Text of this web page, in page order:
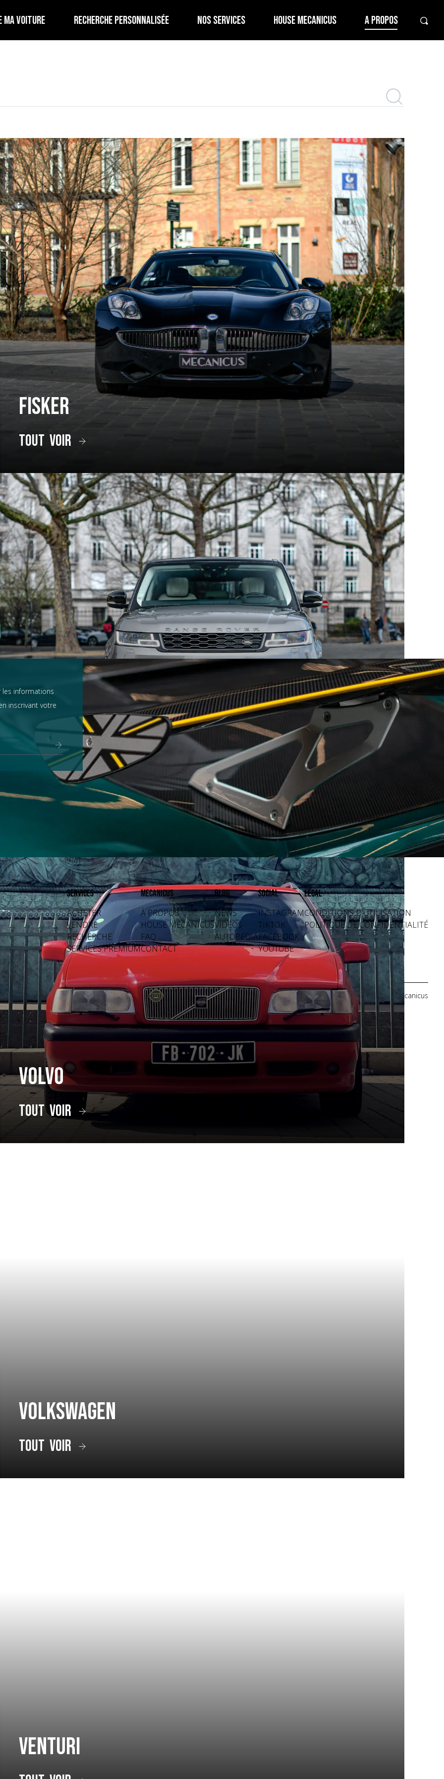
MA VOITURE RECHERCHE PERSONNALISÉE NOS SERVICES HOUSE MECANICUS A PROPOS
Fisker
tout voir
Range Rover
tout voir
Volvo
tout voir
Volkswagen
tout voir
Venturi
voyage à travers les marques et modèles d'exception
certains, c’est un rêve façonné en acier, en cuir, et en amour. Chez Mecanicus, on adore la voiture, on adore aussi son
On a donc décidé de vous bichonner, et de vous concocter une véritable encyclopédie de la voiture : Autopedia.
qui ont marqué l’histoire et créé des véhicules au destin exceptionnel, chacun empreint d’un charme unique et
souvent légendaire.
d’exception qui ont jalonné son histoire. De la Belle Époque aux supercars contemporaines, ces constructeurs ont
créant des modèles emblématiques qui font rêver les amateurs comme les collectionneurs. Au sein des articles
grandes marques et modèles d'exception, pour un voyage entre innovation, performance et héritage automobile.
En voiture, bouclez vos ceintures, c’est parti !
informations
inscrivant votre
Services
ACHETER
VENDRE
RECHERCHE
SERVICES PREMIUM
Mecanicus
À PROPOS
HOUSE MECANICUS
FAQ
CONTACT
Blog
NEWS
VIDÉOS
AUTOPÉDIA
Social
INSTAGRAM
TIKTOK
FACEBOOK
YOUTUBE
Légal
CONDITIONS D'UTILISATION
POLITIQUE DE CONFIDENTIALITÉ
Crédits photos: Mecanicus